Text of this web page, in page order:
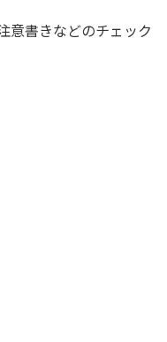
意書きなどのチェック